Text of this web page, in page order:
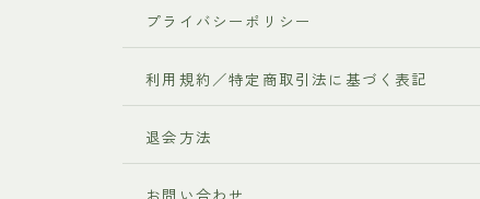
プライバシーポリシー
利用規約／特定商取引法に基づく表記
退会方法
お問い合わせ